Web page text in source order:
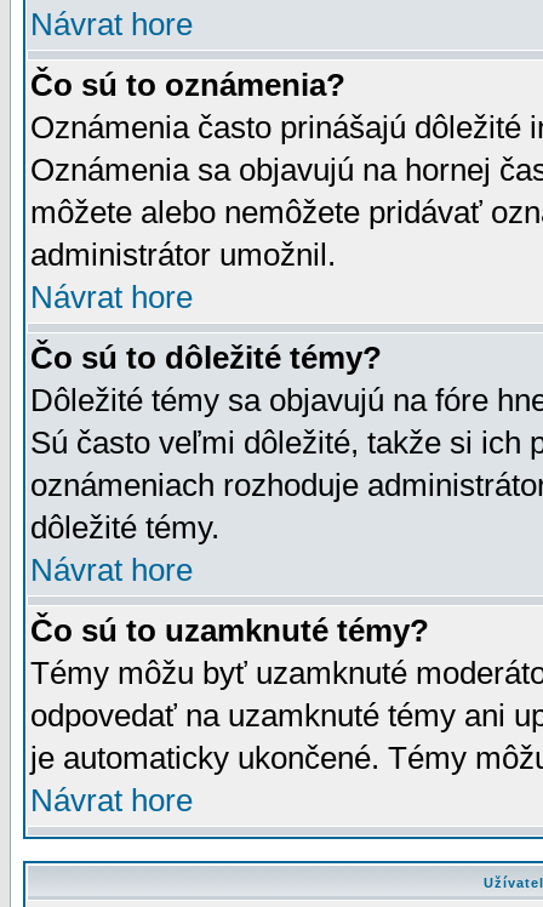
Návrat hore
Čo sú to oznámenia?
Oznámenia často prinášajú dôležité
Oznámenia sa objavujú na hornej
môžete alebo nemôžete pridávať
administrátor umožnil.
Návrat hore
Čo sú to dôležité témy?
Dôležité témy sa objavujú na fóre
Sú často veľmi dôležité, takže si ich
oznámeniach rozhoduje
dôležité témy.
Návrat hore
Čo sú to uzamknuté témy?
Témy môžu byť uzamknuté
odpovedať na uzamknuté témy ani
je automaticky ukončené. Témy
Návrat hore